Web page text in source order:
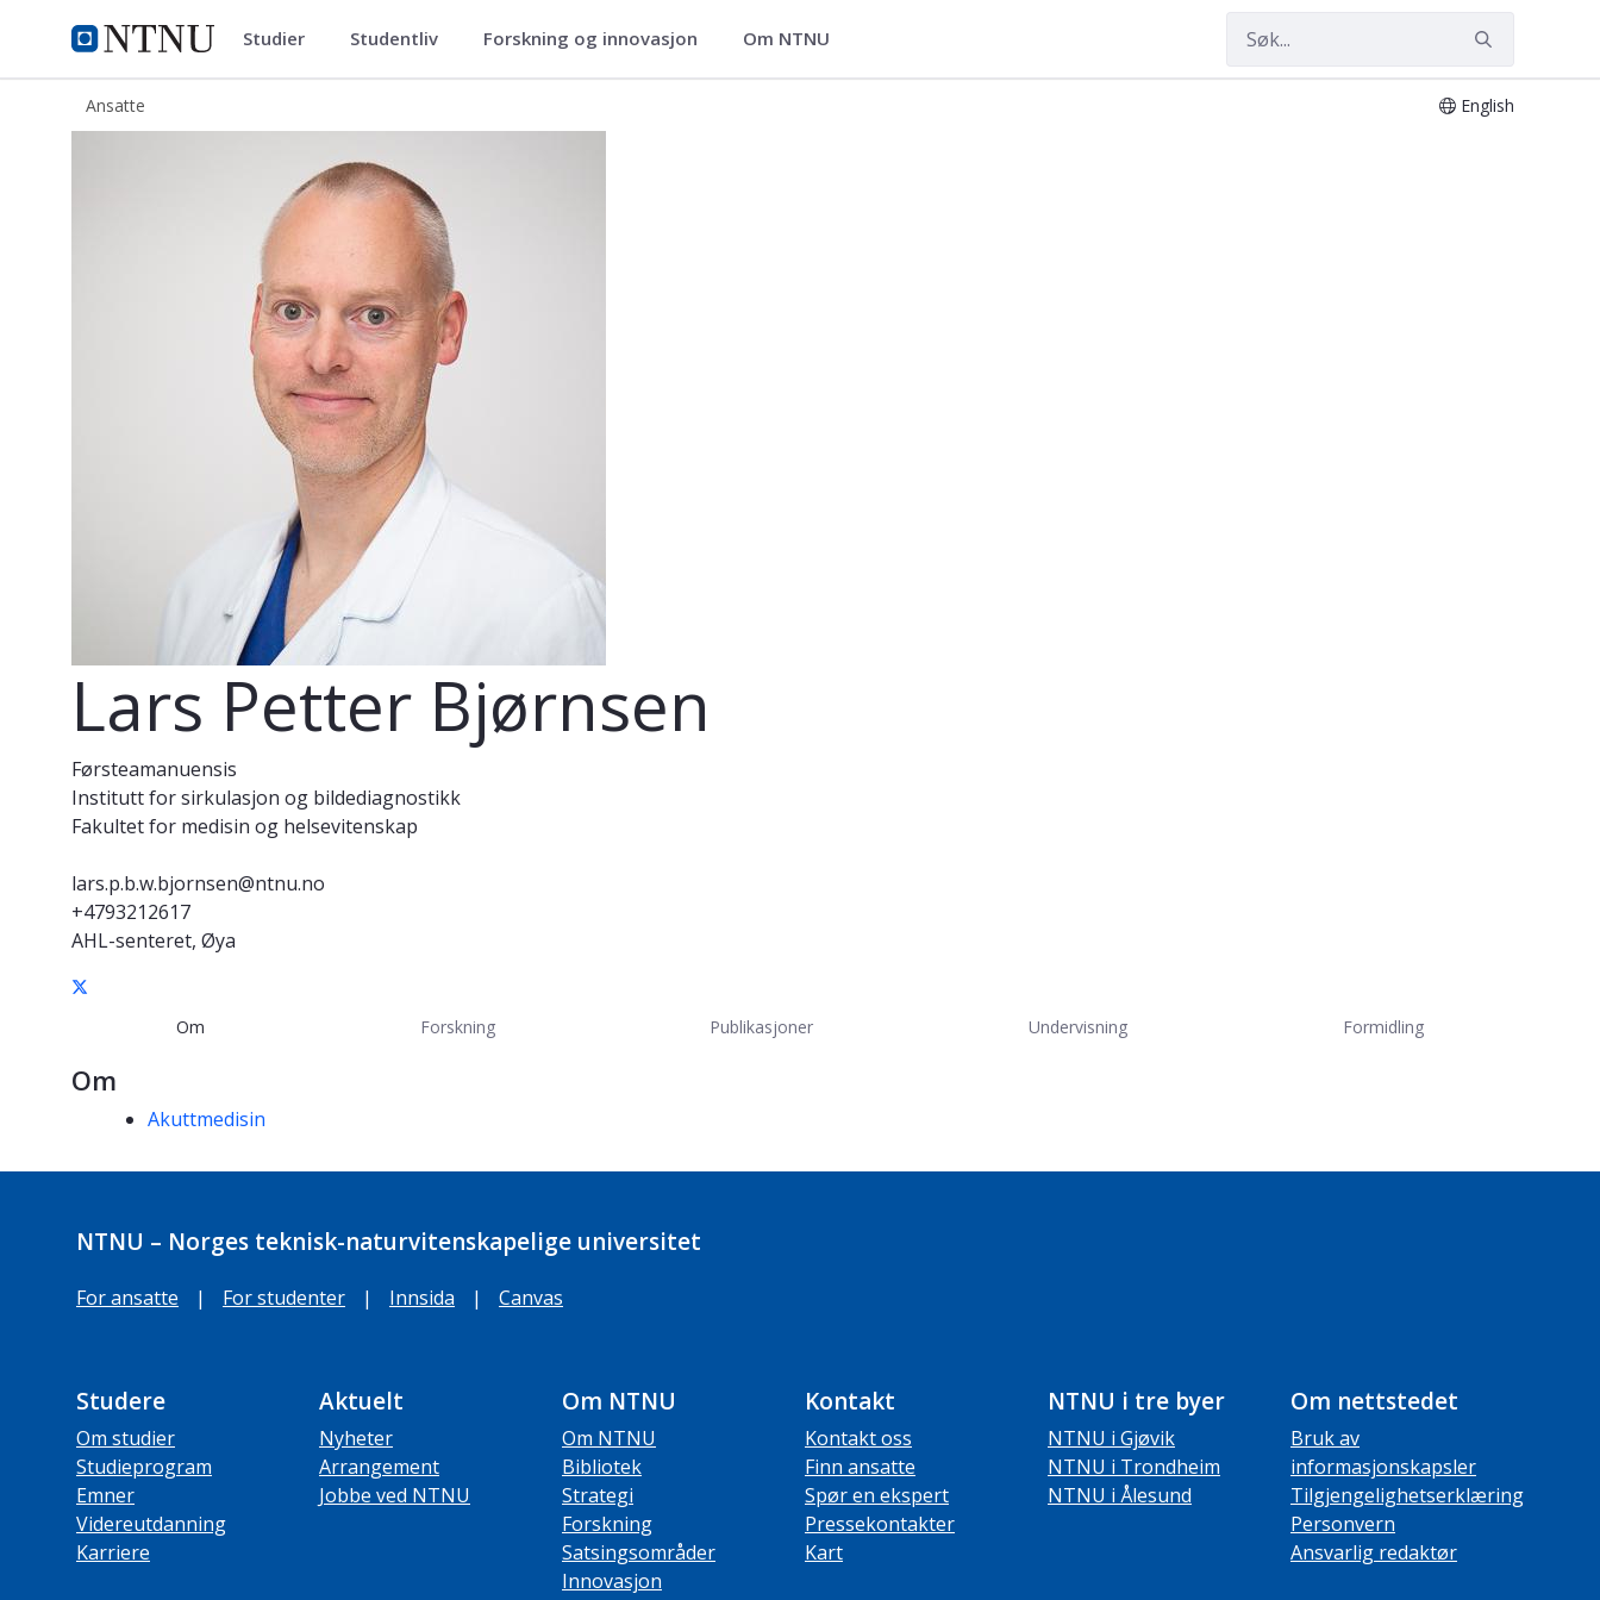
NTNU Hjemmeside
ntnu.no Studier Studentliv Forskning og innovasjon Om NTNU
Ansatte English
Lars Petter Bjørnsen
Førsteamanuensis
Institutt for sirkulasjon og bildediagnostikk
Fakultet for medisin og helsevitenskap
lars.p.b.w.bjornsen@ntnu.no
+4793212617
AHL-senteret, Øya
Om Forskning Publikasjoner Undervisning Formidling
Om
Kompetanseord
Akuttmedisin
NTNU – Norges teknisk-naturvitenskapelige universitet
For ansatte | For studenter | Innsida | Canvas
Studere
Om studier
Studieprogram
Emner
Videreutdanning
Karriere
Aktuelt
Nyheter
Arrangement
Jobbe ved NTNU
Om NTNU
Om NTNU
Bibliotek
Strategi
Forskning
Satsingsområder
Innovasjon
Kontakt
Kontakt oss
Finn ansatte
Spør en ekspert
Pressekontakter
Kart
NTNU i tre byer
NTNU i Gjøvik
NTNU i Trondheim
NTNU i Ålesund
Om nettstedet
Bruk av
informasjonskapsler
Tilgjengelighetserklæring
Personvern
Ansvarlig redaktør